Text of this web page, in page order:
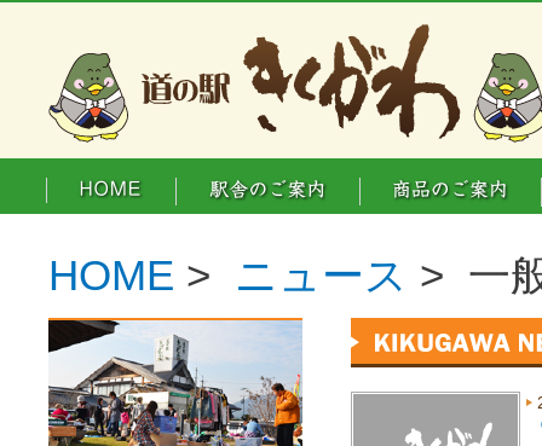
HOME > ニュース > 一